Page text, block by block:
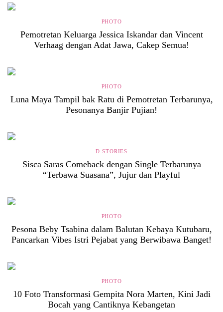
PHOTO
Pemotretan Keluarga Jessica Iskandar dan Vincent
Verhaag dengan Adat Jawa, Cakep Semua!
PHOTO
Luna Maya Tampil bak Ratu di Pemotretan Terbarunya,
Pesonanya Banjir Pujian!
D-STORIES
Sisca Saras Comeback dengan Single Terbarunya
“Terbawa Suasana”, Jujur dan Playful
PHOTO
Pesona Beby Tsabina dalam Balutan Kebaya Kutubaru,
Pancarkan Vibes Istri Pejabat yang Berwibawa Banget!
PHOTO
10 Foto Transformasi Gempita Nora Marten, Kini Jadi
Bocah yang Cantiknya Kebangetan